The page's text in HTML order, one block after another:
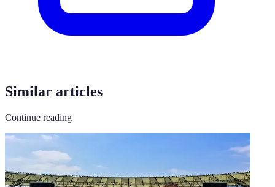
Similar articles
Continue reading